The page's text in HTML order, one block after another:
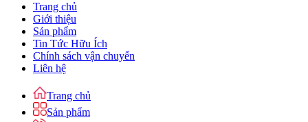
Trang chủ
Giới thiệu
Sản phẩm
Tin Tức Hữu Ích
Chính sách vận chuyển
Liên hệ
Trang chủ
Sản phẩm